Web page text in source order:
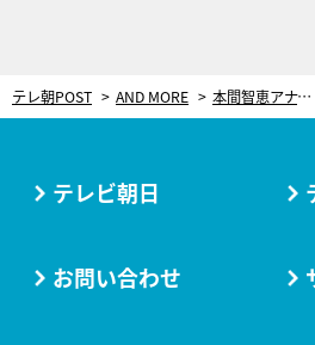
テレ朝POST AND MORE 本間智恵アナ、テレ朝女性アナカレンダーの制作を統括！表紙に手書き文字＜イベントレポ＞
テレビ朝日
お問い合わせ